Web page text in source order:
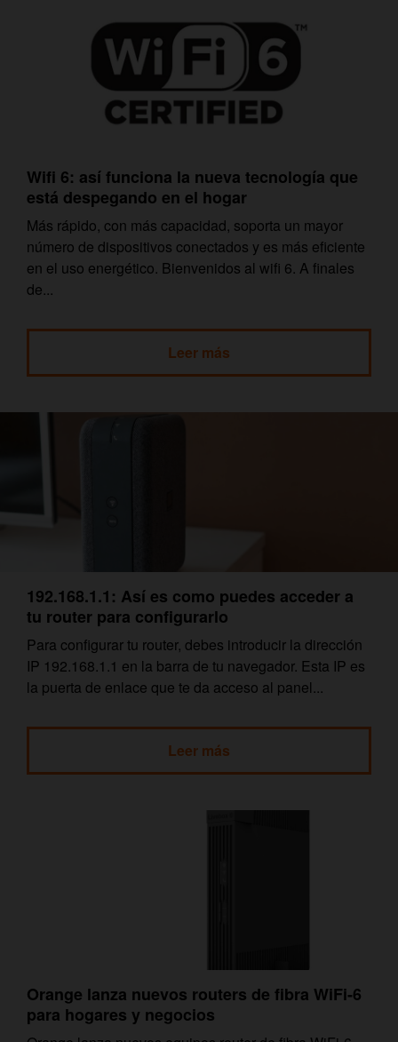
Wifi 6: así funciona la nueva tecnología que
está despegando en el hogar
Más rápido, con más capacidad, soporta un mayor
número de dispositivos conectados y es más eficiente
en el uso energético. Bienvenidos al wifi 6. A finales
de...
Leer más
192.168.1.1: Así es como puedes acceder a
tu router para configurarlo
Para configurar tu router, debes introducir la dirección
IP 192.168.1.1 en la barra de tu navegador. Esta IP es
la puerta de enlace que te da acceso al panel...
Leer más
Orange lanza nuevos routers de fibra WiFi-6
para hogares y negocios